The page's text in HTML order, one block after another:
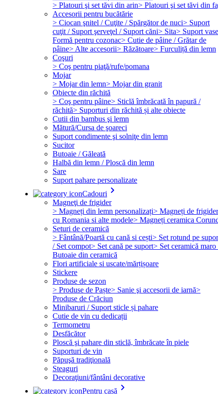
> Platouri şi set tăvi din arin> Platouri şi set tăvi din
Accesorii pentru bucătărie
> Ciocan şnitel / Cuţite / Spărgător de nuci> Suport
cuţit / Suport şerveţel / Suport căni> Sita> Suport vase
Formă pentru cozonac> Cutie de pâine / Grătar de
pâine> Alte accesorii> Răzătoare> Furculiță din lemn
Coşuri
> Coş pentru piaţă/rufe/pomana
Mojar
> Mojar din lemn> Mojar din granit
Obiecte din răchită
> Coş pentru pâine> Sticlă îmbrăcată în papură /
răchită> Suporturi din răchită și alte obiecte
Cutii din bambus şi lemn
Mătură/Cursa de şoareci
Suport condimente şi solniţe din lemn
Sucitor
Butoaie / Găleată
Halbă din lemn / Ploscă din lemn
Sare
Suport pahare personalizate
Cadouri keyboard_arrow_right
Magneţi de frigider
> Magneți din lemn personalizați> Magneți de frigider
cu Romania si alte modele> Magneți ceramica
Seturi de ceramică
> Fântână/Poartă cu cană si cești> Set rotund pe
/ Set compot> Set cană pe suport> Set ceramică maro
Butoaie din ceramică
Flori artificiale si uscate/mărțișoare
Stickere
Produse de sezon
> Produse de Paște> Sanie şi accesorii de iarnă>
Produse de Crăciun
Minibaruri / Suport sticle și pahare
Cutie de vin cu dedicații
Termometru
Desfăcător
Ploscă şi pahare din sticlă, îmbrăcate în piele
Suporturi de vin
Păpuşă tradiţională
Steaguri
Decoraţiuni/fântâni decorative
Pentru casă keyboard_arrow_right